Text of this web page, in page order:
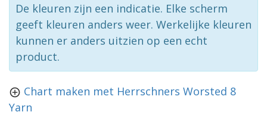
De kleuren zijn een indicatie. Elke scherm
geeft kleuren anders weer. Werkelijke kleuren
kunnen er anders uitzien op een echt
product.
Chart maken met Herrschners Worsted 8
Yarn